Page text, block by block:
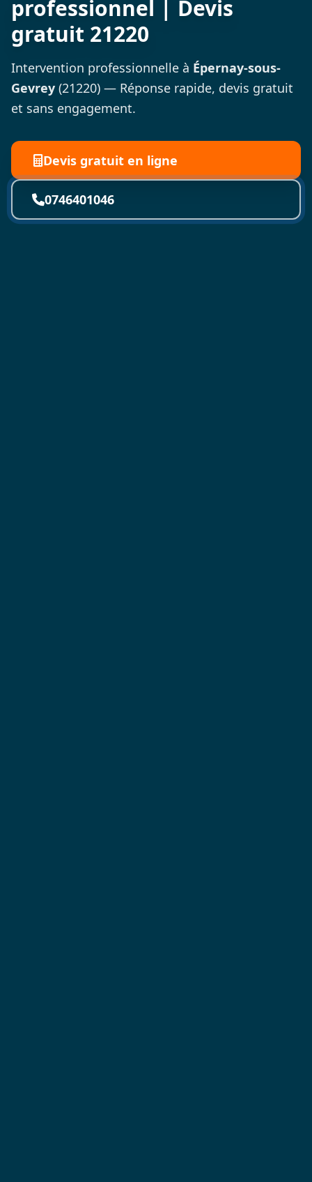
professionnel | Devis
gratuit 21220
Intervention professionnelle à Épernay-sous-
Gevrey (21220) — Réponse rapide, devis gratuit
et sans engagement.
Devis gratuit en ligne
0746401046